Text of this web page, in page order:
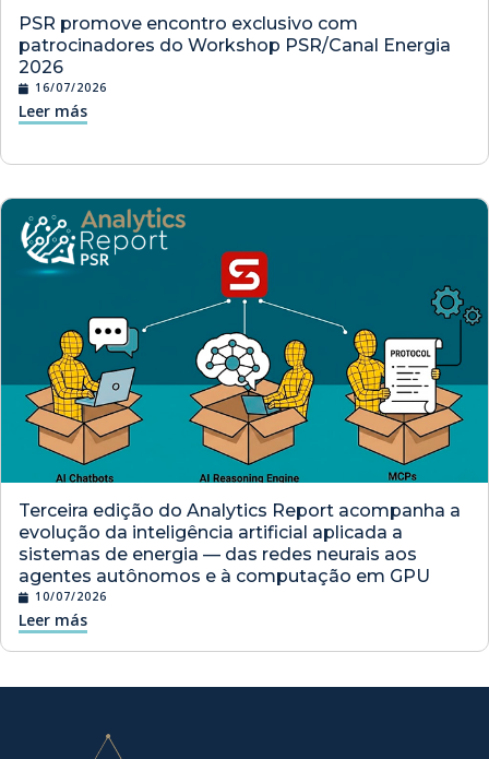
PSR promove encontro exclusivo com
patrocinadores do Workshop PSR/Canal Energia
2026
16/07/2026
Leer más
Terceira edição do Analytics Report acompanha a
evolução da inteligência artificial aplicada a
sistemas de energia — das redes neurais aos
agentes autônomos e à computação em GPU
10/07/2026
Leer más